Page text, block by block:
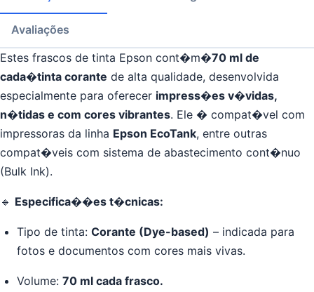
Avaliações
Estes frascos de tinta Epson cont�m�70 ml de
cada�tinta corante de alta qualidade, desenvolvida
especialmente para oferecer impress�es v�vidas,
n�tidas e com cores vibrantes. Ele � compat�vel com
impressoras da linha Epson EcoTank, entre outras
compat�veis com sistema de abastecimento cont�nuo
(Bulk Ink).
🔹 Especifica��es t�cnicas:
Tipo de tinta: Corante (Dye-based) – indicada para
fotos e documentos com cores mais vivas.
Volume: 70 ml cada frasco.